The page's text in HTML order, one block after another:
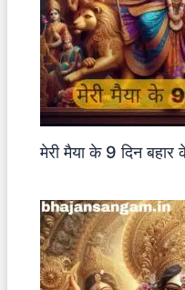
मेरी मैया के 9 दिन बहार